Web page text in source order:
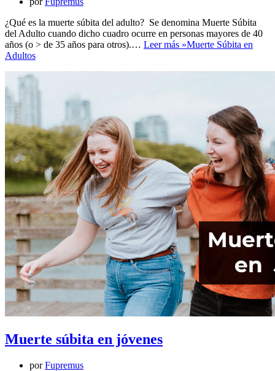
¿Qué es la muerte súbita del adulto? Se denomina Muerte Súbita
del Adulto cuando dicho cuadro ocurre en personas mayores de 40
años (o > de 35 años para otros).… Leer más »Muerte Súbita en
Adultos
Muerte súbita en jóvenes
porFupremus